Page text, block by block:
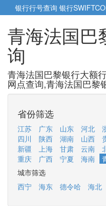
银行行号查询 银行
青海法国巴
询
青海法国巴黎银行大额
网点查询,青海法国巴黎
省份筛选
江苏 广东 山东 河北
四川
陕西 湖南 山西
新疆
上海 甘肃 云南
重庆
广西 宁夏 海南
城市筛选
西宁
海东 德令哈 海北